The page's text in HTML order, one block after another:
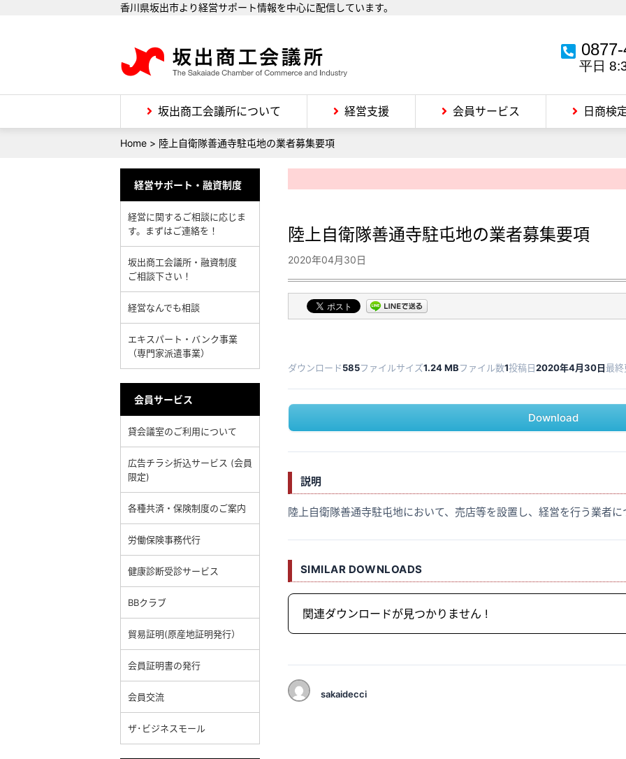
香川県坂出市より経営サポート情報を中心に配信しています。
平日
坂出商工会議所について 経営支援 会員サービス 日商検
Home > 陸上自衛隊善通寺駐屯地の業者募集要項
陸上自衛隊善通寺駐屯地の業者募集要項
2020年04月30日
ダウンロード585ファイルサイズ1.24 MBファイル数1投稿日2020年4月30日最
Download
説明
陸上自衛隊善通寺駐屯地において、売店等を設置し、経営を行う業者に
SIMILAR DOWNLOADS
関連ダウンロードが見つかりません !
sakaidecci
経営サポート・融資制度
経営に関するご相談に応じま
す。まずはご連絡を！
坂出商工会議所・融資制度
ご相談下さい！
経営なんでも相談
エキスパート・バンク事業
（専門家派遣事業）
会員サービス
貸会議室のご利用について
広告チラシ折込サービス (会員
限定)
各種共済・保険制度のご案内
労働保険事務代行
健康診断受診サービス
BBクラブ
貿易証明(原産地証明発行）
会員証明書の発行
会員交流
ザ･ビジネスモール